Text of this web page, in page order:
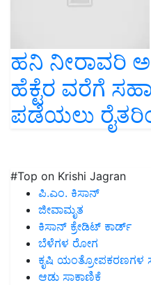
ಹನಿ ನೀರಾವರಿ
ಹೆಕ್ಟೆರ ವರೆಗೆ
ಪಡೆಯಲು
#Top on Krishi Jagran
ಪಿ.ಎಂ. ಕಿಸಾನ್
ಜೀವಾಮೃತ
ಕಿಸಾನ್ ಕ್ರೇಡಿಟ್ ಕಾರ್ಡ್
ಬೆಳೆಗಳ ರೋಗ
ಕೃಷಿ
ಆಡು ಸಾಕಾಣಿಕೆ